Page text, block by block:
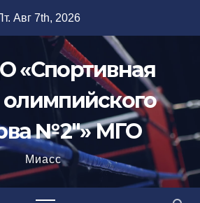
Авг 7th, 2026
«Спортивная
№2"» МГО
Миасс